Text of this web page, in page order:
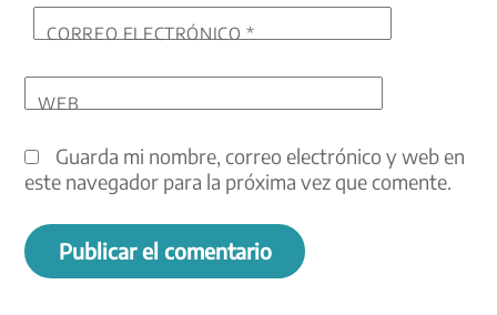
CORREO ELECTRÓNICO*
WEB
Guarda mi nombre, correo electrónico y web en
este navegador para la próxima vez que comente.